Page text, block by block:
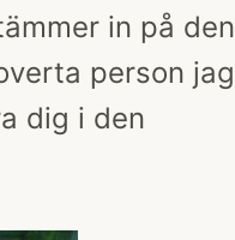
in på den
person jag
dig i den